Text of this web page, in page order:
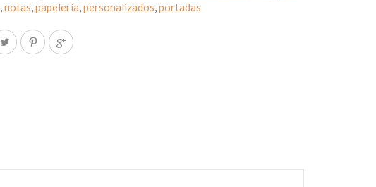
,notas,papelería,personalizados,portadas